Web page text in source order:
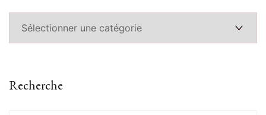
Recherche